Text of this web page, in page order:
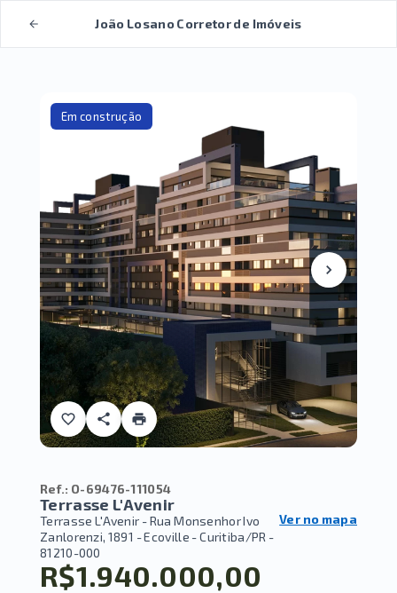
João Losano Corretor de Imóveis
Em construção
Ref.: O-69476-111054
Terrasse L'Avenir
Terrasse L'Avenir -Rua Monsenhor Ivo
Zanlorenzi, 1891 - Ecoville - Curitiba/PR -
81210-000
Ver no mapa
R$1.940.000,00